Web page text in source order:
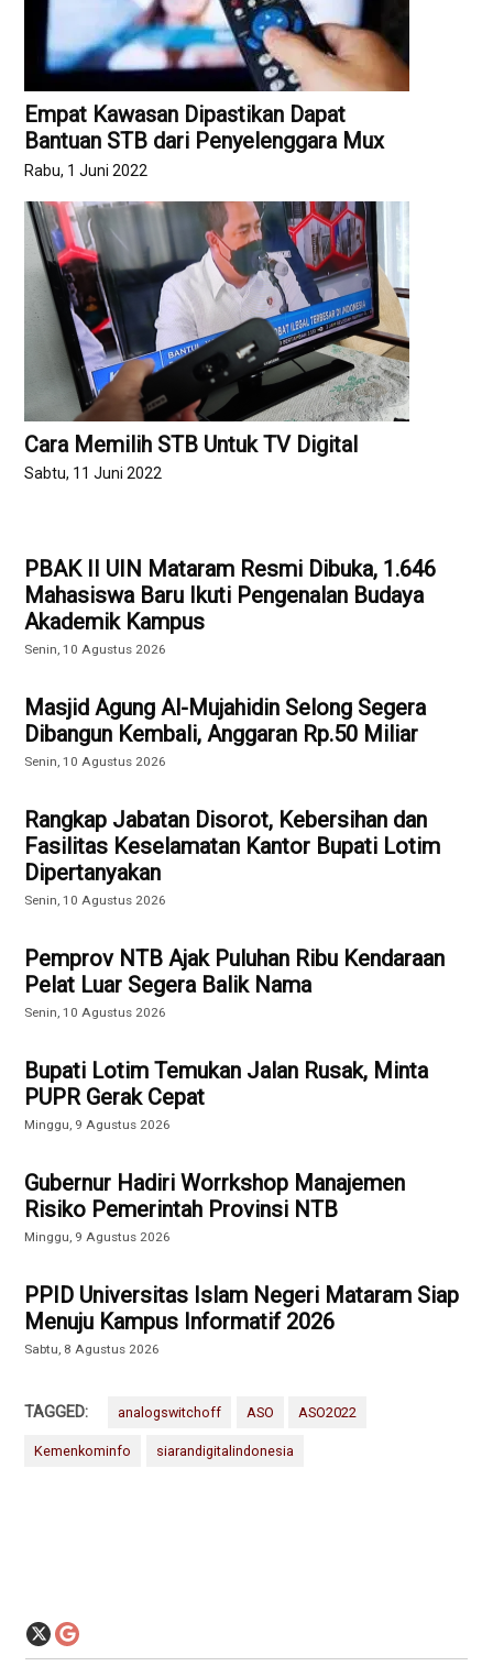
Empat Kawasan Dipastikan Dapat
Bantuan STB dari Penyelenggara Mux
Rabu, 1 Juni 2022
Cara Memilih STB Untuk TV Digital
Sabtu, 11 Juni 2022
PBAK II UIN Mataram Resmi Dibuka, 1.646
Mahasiswa Baru Ikuti Pengenalan Budaya
Akademik Kampus
Senin, 10 Agustus 2026
Masjid Agung Al-Mujahidin Selong Segera
Dibangun Kembali, Anggaran Rp.50 Miliar
Senin, 10 Agustus 2026
Rangkap Jabatan Disorot, Kebersihan dan
Fasilitas Keselamatan Kantor Bupati Lotim
Dipertanyakan
Senin, 10 Agustus 2026
Pemprov NTB Ajak Puluhan Ribu Kendaraan
Pelat Luar Segera Balik Nama
Senin, 10 Agustus 2026
Bupati Lotim Temukan Jalan Rusak, Minta
PUPR Gerak Cepat
Minggu, 9 Agustus 2026
Gubernur Hadiri Worrkshop Manajemen
Risiko Pemerintah Provinsi NTB
Minggu, 9 Agustus 2026
PPID Universitas Islam Negeri Mataram Siap
Menuju Kampus Informatif 2026
Sabtu, 8 Agustus 2026
TAGGED: analogswitchoff ASO ASO2022
Kemenkominfo siarandigitalindonesia